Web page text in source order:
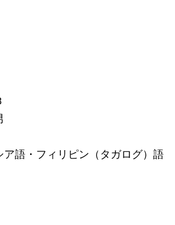
ア語・フィリピン（タガログ）語